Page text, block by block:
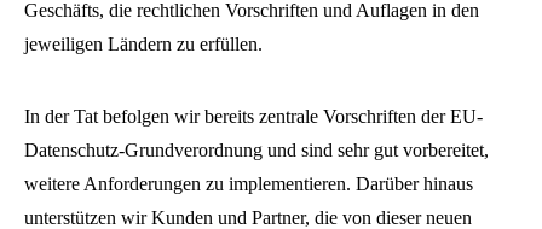
Geschäfts, die rechtlichen Vorschriften und Auflagen in den
jeweiligen Ländern zu erfüllen.
In der Tat befolgen wir bereits zentrale Vorschriften der EU-
Datenschutz-Grundverordnung und sind sehr gut vorbereitet,
weitere Anforderungen zu implementieren. Darüber hinaus
unterstützen wir Kunden und Partner, die von dieser neuen